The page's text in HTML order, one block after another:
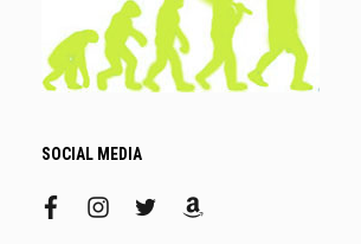
SOCIAL MEDIA
facebookinstagram
twitteramazon